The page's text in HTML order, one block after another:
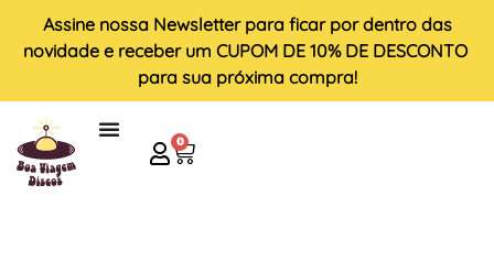
Assine nossa Newsletter para ficar por dentro das
novidade e receber um CUPOM DE 10% DE DESCONTO
para sua próxima compra!
0